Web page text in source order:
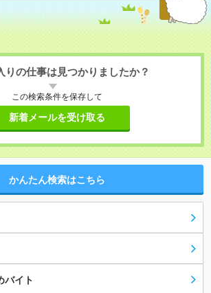
りの仕事は見つかりましたか？
この検索条件を保存して
新着メールを受け取る
かんたん検索はこちら
バイト